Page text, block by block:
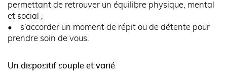
permettant de retrouver un équilibre physique, mental
et social ;
• s’accorder un moment de répit ou de détente pour
prendre soin de vous.
Un dispositif souple et varié